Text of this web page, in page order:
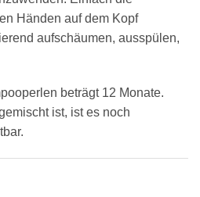
Händen auf dem Kopf
aufschäumen, ausspülen,
beträgt 12 Monate.
ist, ist es noch